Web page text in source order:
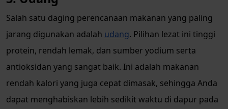
Salah satu daging perencanaan makanan yang paling
jarang digunakan adalah udang. Pilihan lezat ini tinggi
protein, rendah lemak, dan sumber yodium serta
antioksidan yang sangat baik. Ini adalah makanan
rendah kalori yang juga cepat dimasak, sehingga Anda
dapat menghabiskan lebih sedikit waktu di dapur pada